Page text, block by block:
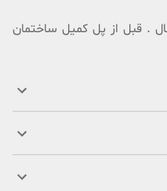
. قبل از پل کمیل ساختمان